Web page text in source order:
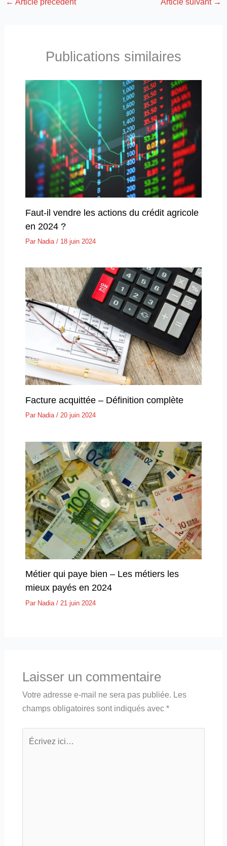
Publications similaires
Faut-il vendre les actions du crédit agricole
en 2024 ?
Par Nadia / 18 juin 2024
Facture acquittée – Définition complète
Par Nadia / 20 juin 2024
Métier qui paye bien – Les métiers les
mieux payés en 2024
Par Nadia / 21 juin 2024
Laisser un commentaire
Votre adresse e-mail ne sera pas publiée. Les
champs obligatoires sont indiqués avec *